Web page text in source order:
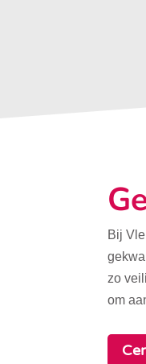
Bij
zo
om